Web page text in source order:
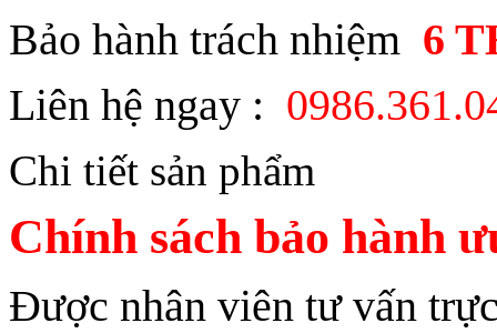
Bảo hành trách nhiệm 6
Liên hệ ngay :
Chi tiết sản phẩm
Chính sách bảo hành
Được nhân viên tư vấn